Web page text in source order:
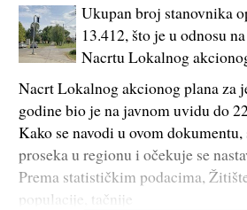
Ukupan broj stanovnika
13.412, što je u odnosu
Nacrtu Lokalnog
Nacrt Lokalnog akcionog plana za
godine bio je na javnom uvidu do
Kako se navodi u ovom
proseka u regionu i očekuje se
Prema statističkim podacima,
populacije, tačnije